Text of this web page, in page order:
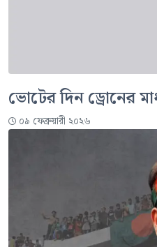
ভোটের দিন ড্রোনের
০৯ ফেব্রুয়ারী ২০২৬